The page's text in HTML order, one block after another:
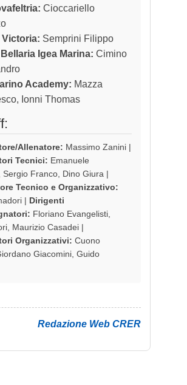
Cioccariello
Victoria: Semprini Filippo
Bellaria Igea Marina: Cimino
Academy: Mazza
Ionni Thomas
Allenatore: Massimo Zanini |
Tecnici: Emanuele
Sergio Franco, Dino Giura |
Tecnico e Organizzativo:
| Dirigenti
Floriano Evangelisti,
Maurizio Casadei |
Organizzativi: Cuono
Giacomini, Guido
Redazione Web CRER